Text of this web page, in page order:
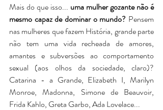
Mais do que isso... uma mulher gozante não é
mesmo capaz de dominar o mundo? Pensem
nas mulheres que fazem História, grande parte
não tem uma vida recheada de amores,
amantes e subversões ao comportamento
sexual (aos olhos da sociedade, claro)?
Catarina - a Grande, Elizabeth I, Marilyn
Monroe, Madonna, Simone de Beauvoir,
Frida Kahlo, Greta Garbo, Ada Lovelace...